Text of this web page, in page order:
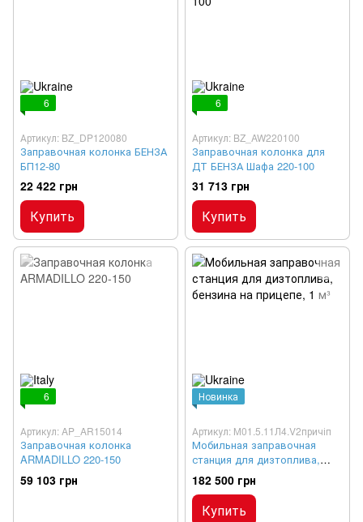
6
Артикул: BZ_DP120080
Заправочная колонка БЕНЗА
БП12-80
22 422 грн
Купить
6
Артикул: BZ_AW220100
Заправочная колонка для
ДТ БЕНЗА Шафа 220-100
31 713 грн
Купить
6
Артикул: AP_AR15014
Заправочная колонка
ARMADILLO 220-150
59 103 грн
Новинка
Артикул: М01.5.11Л4.V2причіп
Мобильная заправочная
станция для дизтоплива,
бензина на прицепе, 1 м³
182 500 грн
Купить